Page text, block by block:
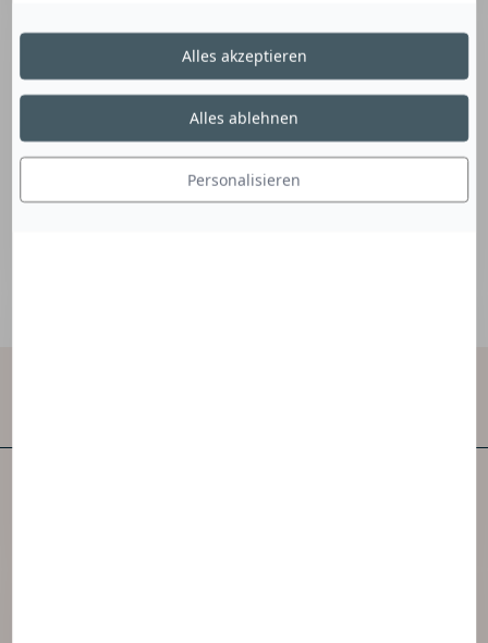
Ethylhexyl Palmitate
Dieses Fettsäurederivat ist
feuchtigkeitsspendend. Es beruhigt und macht
die Haut weich.
Personalisieren
Alles ablehnen
Alles akzeptieren